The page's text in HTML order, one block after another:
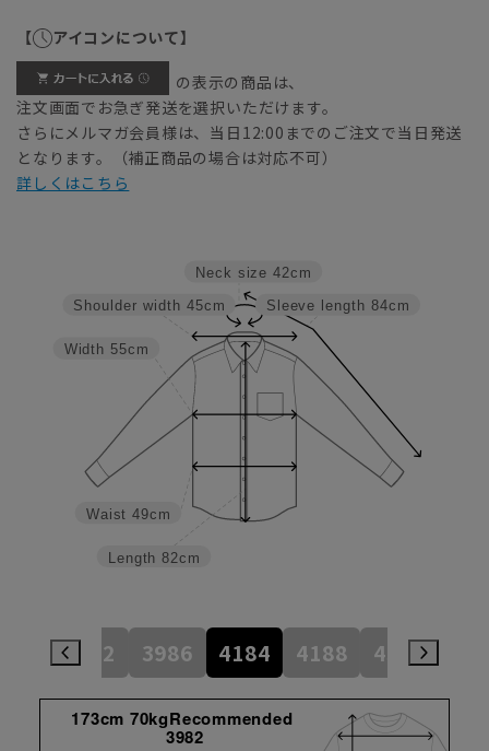
【 アイコンについて】
の表示の商品は、
注文画面でお急ぎ発送を選択いただけます。
さらにメルマガ会員様は、当日12:00までのご注文で当日発送
となります。（補正商品の場合は対応不可）
詳しくはこちら
Sleeve length 84cm
Neck size 42cm
Length 82cm
Waist 49cm
Width 55cm
Shoulder width 45cm
3982 3986 4184 4188 4386
173cm 70kgRecommended
3982